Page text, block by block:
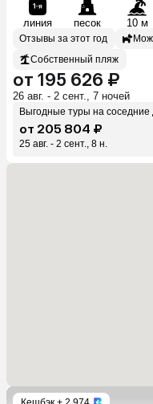
линия песок 10 м
Отзывы за этот год
Собственный пляж
от 195 626 ₽
26 авг. - 2 сент., 7 ночей
Выгодные туры на соседние
от 205 804 ₽
25 авг. - 2 сент., 8 н.